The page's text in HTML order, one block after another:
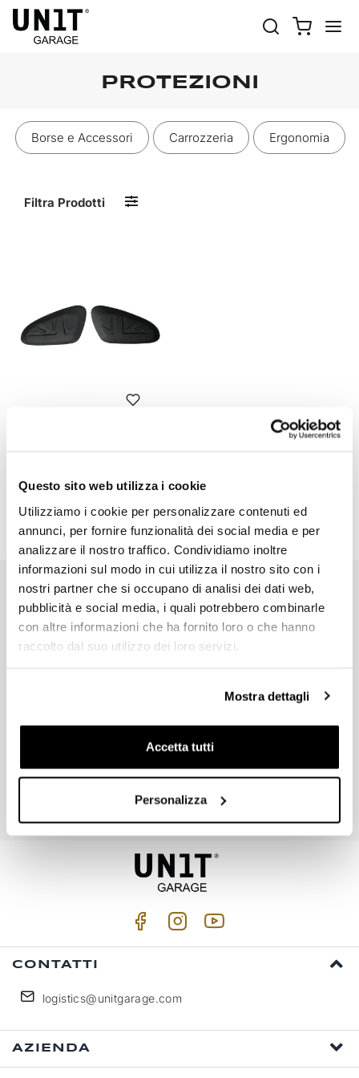
Questo sito web utilizza i cookie
Utilizziamo i cookie per personalizzare contenuti ed
annunci, per fornire funzionalità dei social media e per
analizzare il nostro traffico. Condividiamo inoltre
informazioni sul modo in cui utilizza il nostro sito con i
nostri partner che si occupano di analisi dei dati web,
pubblicità e social media, i quali potrebbero combinarle
con altre informazioni che ha fornito loro o che hanno
raccolto dal suo utilizzo dei loro servizi.
Mostra dettagli
Accetta tutti
Personalizza
PROTEZIONI
Borse e Accessori Carrozzeria Ergonomia
Filtra Prodotti
€ 72,00
EMAIL NEWSLETTER
Iscriviti gratuitamente alla nostra newsletter.
Accetto trattamento dati personali ( Link
CONTATTI
logistics@unitgarage.com
AZIENDA